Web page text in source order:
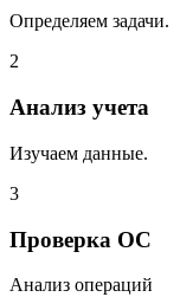
Определяем задачи.
2
Анализ учета
Изучаем данные.
3
Проверка ОС
Анализ операций